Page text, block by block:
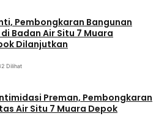
Pembongkaran Bangunan
Badan Air Situ 7 Muara
Dilanjutkan
Dilihat
Preman, Pembongkaran
Air Situ 7 Muara Depok